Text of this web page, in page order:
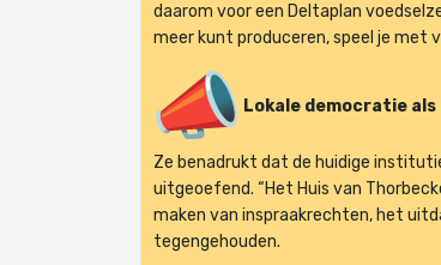
daarom voor een Deltaplan
meer kunt produceren, speel je met
Lokale democratie
Ze benadrukt dat de huidige
uitgeoefend. “Het Huis van
maken van inspraakrechten, het
tegengehouden.